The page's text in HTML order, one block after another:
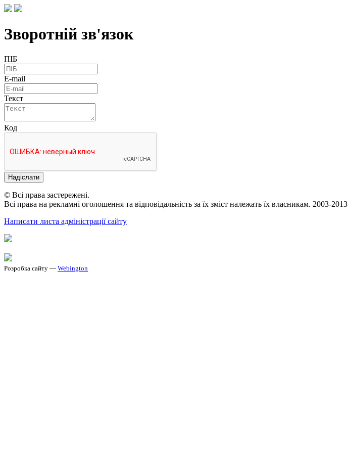
Зворотній зв'язок
ПІБ
E-mail
Текст
Код
Надіслати
© Всі права застережені.
Всі права на рекламні оголошення та відповідальність за їх зміст належать їх власникам. 2003-2013
Написати листа адміністрації сайту
Розробка сайту — Webington